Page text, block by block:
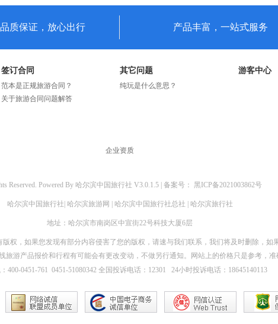
品质保证，放心出行 产品丰富，一站式服务
签订合同
范本是正规旅游合同？
关于旅游合同问题解答
其它问题
纯玩是什么意思？
游客中心
企业资质
Reserved. Powered By 哈尔滨中国旅行社 V3.0.1.5 | 备案号： 黑ICP备2021003862号
哈尔滨中国旅行社| 哈尔滨旅游网 | 哈尔滨中国旅行社总社 | 哈尔滨旅行社
地址：哈尔滨市南岗区中宣街22号科技大厦6层
权，如果您发现有部分内容侵害了您的版权，请速与我们联系，我们将及时删除，
游产品报价和行程有可能会有更改变动，不做另行通知。网站上的价格只是参考，
400-0451-761 0451-51080342 全国投诉电话 ：12301 24小时投诉电话：18645140113